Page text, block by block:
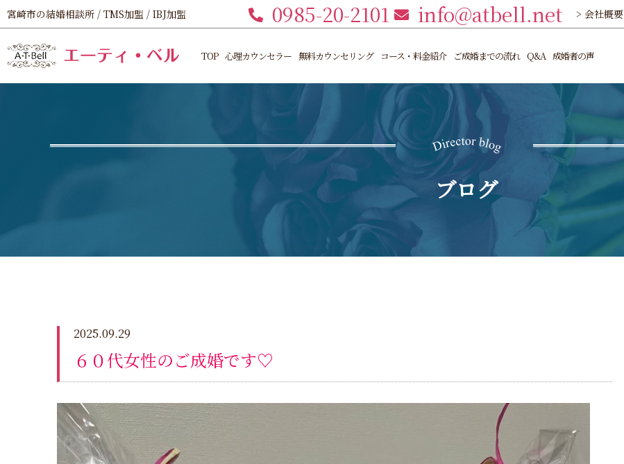
宮崎市の結婚相談所 / TMS加盟 / IBJ加盟 0985-20-2101 info@atbell.net > 会社概要
TOP 心理カウンセラー 無料カウンセリング コース・料金紹介 ご成婚までの流れ Q&A 成婚者の声
ブログ
2025.09.29
６０代女性のご成婚です♡